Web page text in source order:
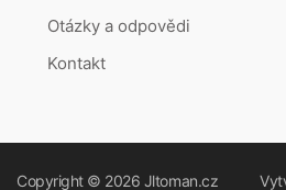
Otázky a odpovědi
Kontakt
Copyright © 2026 Jltoman.cz